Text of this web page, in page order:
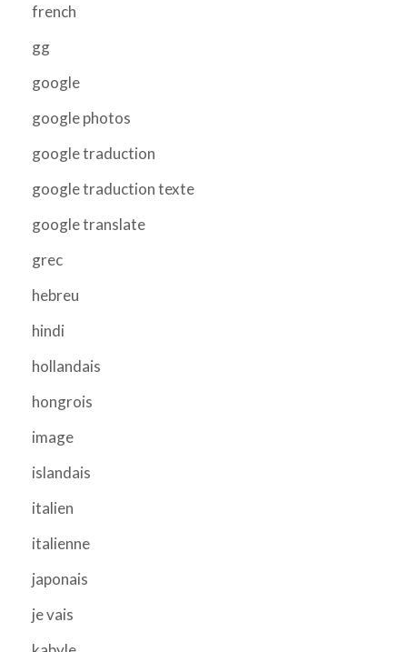
french
gg
google
google photos
google traduction
google traduction texte
google translate
grec
hebreu
hindi
hollandais
hongrois
image
islandais
italien
italienne
japonais
je vais